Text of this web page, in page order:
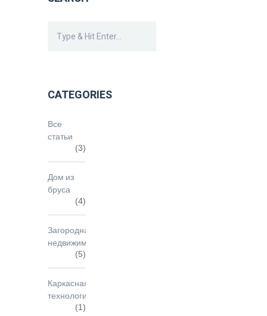
CATEGORIES
Все
статьи
(3)
Дом из
бруса
(4)
Загородная
недвижимость
(5)
Каркасная
технология
(1)